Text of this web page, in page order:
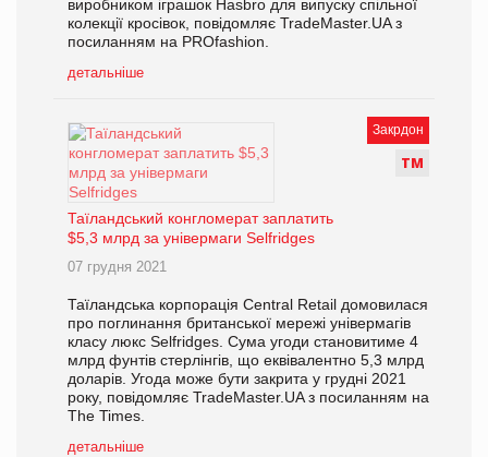
виробником іграшок Hasbro для випуску спільної
колекції кросівок, повідомляє TradeMaster.UA з
посиланням на PROfashion.
детальніше
Закрдон
ТМ
Таїландський конгломерат заплатить
$5,3 млрд за універмаги Selfridges
07 грудня 2021
Таїландська корпорація Central Retail домовилася
про поглинання британської мережі універмагів
класу люкс Selfridges. Сума угоди становитиме 4
млрд фунтів стерлінгів, що еквівалентно 5,3 млрд
доларів. Угода може бути закрита у грудні 2021
року, повідомляє TradeMaster.UA з посиланням на
The Times.
детальніше